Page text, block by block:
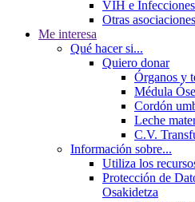
VIH e
Otras asociaciones
Me interesa
Qué hacer si...
Quiero donar
Órganos y
Médula
Cordón
Leche
C.V.
Información sobre...
Utiliza los
Protección de
Osakidetza